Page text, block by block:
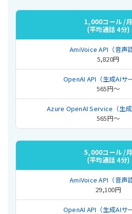
1,000コール /月
(平均通話 4分)
5,820円
565円〜
565円〜
5,000コール /月
(平均通話 4分)
29,100円